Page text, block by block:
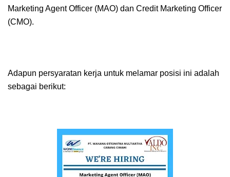
Marketing Agent Officer (MAO) dan Credit Marketing Officer
(CMO).
Adapun persyaratan kerja untuk melamar posisi ini adalah
sebagai berikut: